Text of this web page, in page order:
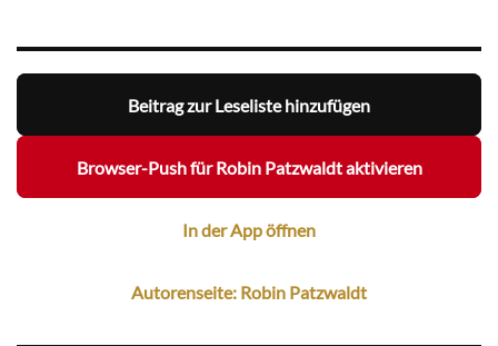
Beitrag zur Leseliste hinzufügen
Browser-Push für Robin Patzwaldt aktivieren
In der App öffnen
Autorenseite: Robin Patzwaldt